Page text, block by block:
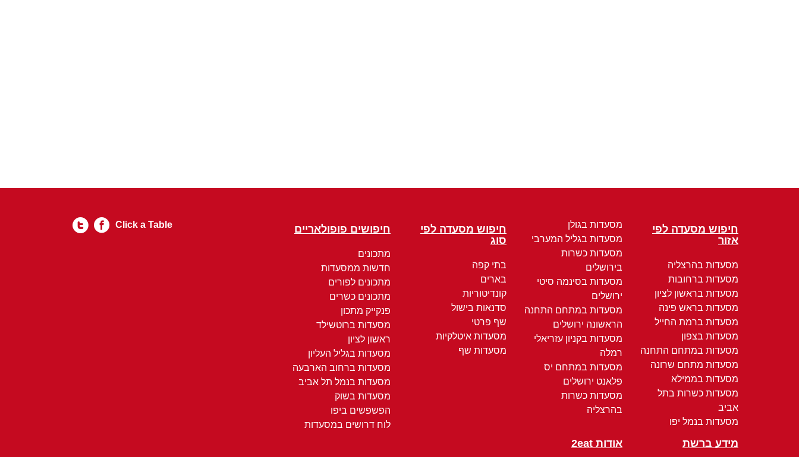
חיפוש מסעדה לפי
אזור
מסעדות בהרצליה
מסעדות ברחובות
מסעדות בראשון לציון
מסעדות בראש פינה
מסעדות ברמת החייל
מסעדות בצפון
מסעדות במתחם התחנה
מסעדות מתחם שרונה
מסעדות בממילא
מסעדות כשרות בתל
אביב
מסעדות בנמל יפו
מסעדות בגולן
מסעדות בגליל המערבי
מסעדות כשרות
בירושלים
מסעדות בסינמה סיטי
ירושלים
מסעדות במתחם התחנה
הראשונה ירושלים
מסעדות בקניון עזריאלי
רמלה
מסעדות במתחם יס
פלאנט ירושלים
מסעדות כשרות
בהרצליה
חיפוש מסעדה לפי
סוג
בתי קפה
בארים
קונדיטוריות
סדנאות בישול
שף פרטי
מסעדות איטלקיות
מסעדות שף
חיפושים פופולאריים
מתכונים
חדשות ממסעדות
מתכונים לפורים
מתכונים כשרים
פנקייק מתכון
מסעדות ברוטשילד
ראשון לציון
מסעדות בגליל העליון
מסעדות ברחוב הארבעה
מסעדות בנמל תל אביב
מסעדות בשוק
הפשפשים ביפו
לוח דרושים במסעדות
מידע ברשת אודות 2eat
Click a Table